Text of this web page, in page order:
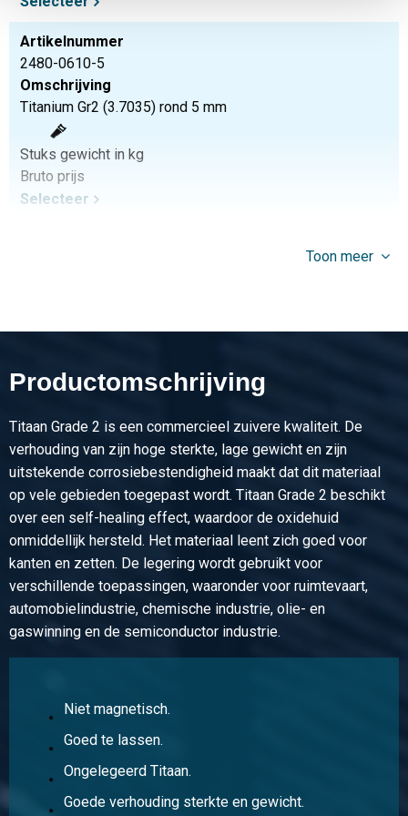
Artikelnummer
2480-0610-5
Omschrijving
Titanium Gr2 (3.7035) rond 5 mm
Stuks gewicht in kg
Bruto prijs
Selecteer
Bruto prijs
Selecteer
Artikelnummer
2480-0610-8
Omschrijving
Titanium Gr2 (3.7035) rond 8 mm
Stuks gewicht in kg
Bruto prijs
Selecteer
Artikelnummer
2480-0610-10
Titanium Gr2 (3.7035) rond 10 mm
Stuks gewicht in kg
Bruto prijs
Toon meer
Productomschrijving
Titaan Grade 2 is een commercieel zuivere kwaliteit. De
verhouding van zijn hoge sterkte, lage gewicht en zijn
uitstekende corrosiebestendigheid maakt dat dit materiaal
op vele gebieden toegepast wordt. Titaan Grade 2 beschikt
over een self-healing effect, waardoor de oxidehuid
onmiddellijk hersteld. Het materiaal leent zich goed voor
kanten en zetten. De legering wordt gebruikt voor
verschillende toepassingen, waaronder voor ruimtevaart,
automobielindustrie, chemische industrie, olie- en
gaswinning en de semiconductor industrie.
Niet magnetisch.
Goed te lassen.
Ongelegeerd Titaan.
Goede verhouding sterkte en gewicht.